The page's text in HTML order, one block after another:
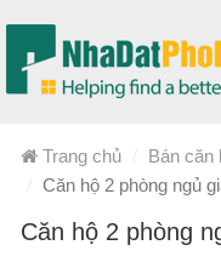
Trang chủ Bán căn
Căn hộ 2 phòng ngủ
Căn hộ 2 phòng